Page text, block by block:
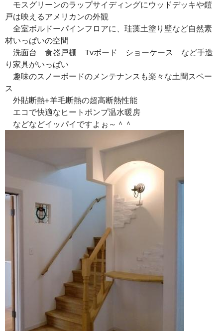
モスグリーンのラップサイディングにウッドデッキや鎧
戸は映えるアメリカンの外観
全室ボルドーパインフロアに、珪藻土塗り壁など自然素
材いっぱいの空間
洗面台 食器戸棚 Tvボード ショーケース など手造
り家具がいっぱい
趣味のスノーボードのメンテナンスも楽々な土間スペー
ス
外貼断熱+羊毛断熱の超高断熱性能
エコで快適なヒートポンプ温水暖房
などなどイッパイですよぉ～＾＾